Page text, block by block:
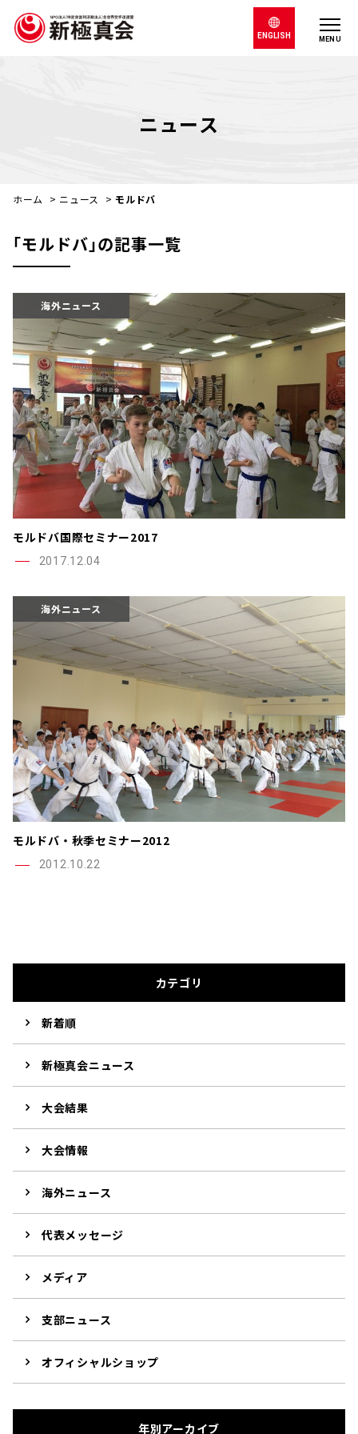
MENU
ENGLISH
ニュース
ホーム > ニュース >モルドバ
｢モルドバ｣の記事一覧
海外ニュース
モルドバ国際セミナー2017
2017.12.04
海外ニュース
モルドバ・秋季セミナー2012
2012.10.22
カテゴリ
新着順
新極真会ニュース
大会結果
大会情報
海外ニュース
代表メッセージ
メディア
支部ニュース
オフィシャルショップ
年別アーカイブ